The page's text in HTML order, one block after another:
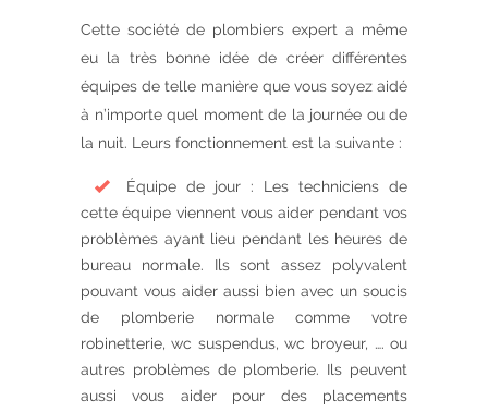
Cette société de plombiers expert a même
eu la très bonne idée de créer différentes
équipes de telle manière que vous soyez aidé
à n’importe quel moment de la journée ou de
la nuit. Leurs fonctionnement est la suivante :
Équipe de jour : Les techniciens de
cette équipe viennent vous aider pendant vos
problèmes ayant lieu pendant les heures de
bureau normale. Ils sont assez polyvalent
pouvant vous aider aussi bien avec un soucis
de plomberie normale comme votre
robinetterie, wc suspendus, wc broyeur, …. ou
autres problèmes de plomberie. Ils peuvent
aussi vous aider pour des placements